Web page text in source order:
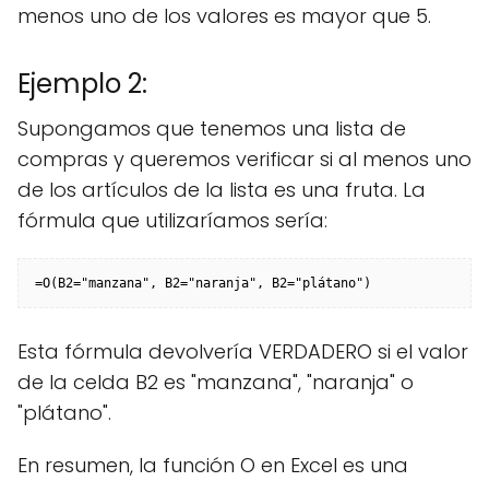
menos uno de los valores es mayor que 5.
Ejemplo 2:
Supongamos que tenemos una lista de
compras y queremos verificar si al menos uno
de los artículos de la lista es una fruta. La
fórmula que utilizaríamos sería:
=O(B2="manzana", B2="naranja", B2="plátano")
Esta fórmula devolvería VERDADERO si el valor
de la celda B2 es "manzana", "naranja" o
"plátano".
En resumen, la función O en Excel es una